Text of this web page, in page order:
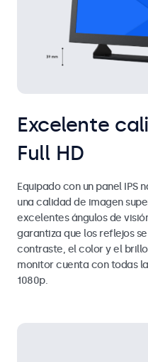
Excelente
Full HD
Equipado con un panel IPS
una calidad de imagen
excelentes ángulos de
garantiza que los reflejos
contraste, el color y el
monitor cuenta con todas
1080p.